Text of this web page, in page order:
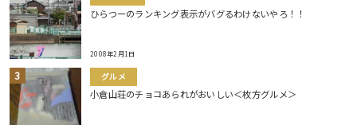
ひらつーのランキング表示がバグるわけないやろ！！
2008年2月1日
グルメ
小倉山荘のチョコあられがおいしい＜枚方グルメ＞